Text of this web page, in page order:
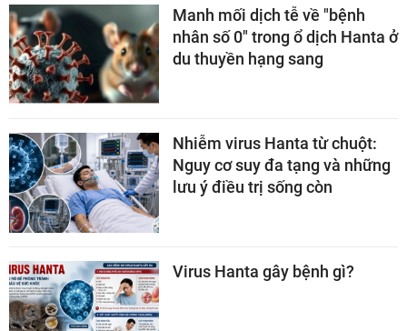
Manh mối dịch tễ về "bệnh
nhân số 0" trong ổ dịch Hanta ở
du thuyền hạng sang
Nhiễm virus Hanta từ chuột:
Nguy cơ suy đa tạng và những
lưu ý điều trị sống còn
Virus Hanta gây bệnh gì?